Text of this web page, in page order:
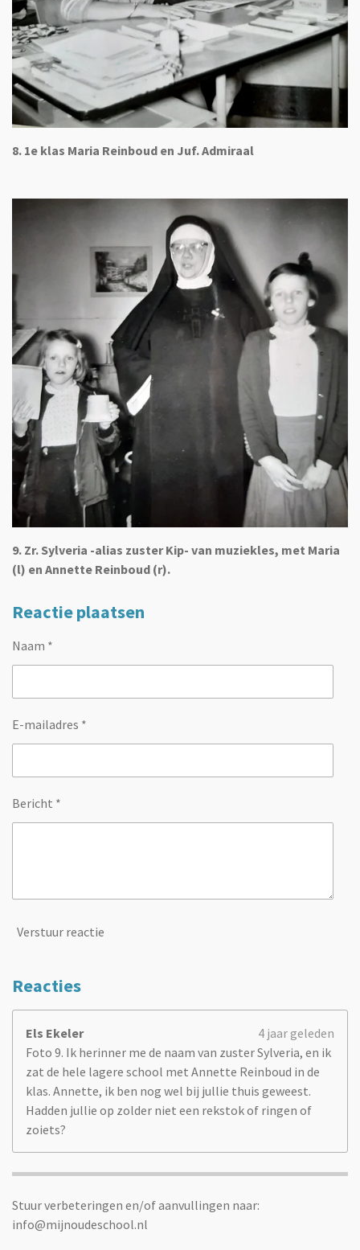
8. 1e klas Maria Reinboud en Juf. Admiraal
9. Zr. Sylveria -alias zuster Kip- van muziekles, met Maria
(l) en Annette Reinboud (r).
Reactie plaatsen
Naam *
E-mailadres *
Bericht *
Verstuur reactie
Reacties
Els Ekeler
4 jaar geleden
Foto 9. Ik herinner me de naam van zuster Sylveria, en ik
zat de hele lagere school met Annette Reinboud in de
klas. Annette, ik ben nog wel bij jullie thuis geweest.
Hadden jullie op zolder niet een rekstok of ringen of
zoiets?
Stuur verbeteringen en/of aanvullingen naar:
info@mijnoudeschool.nl